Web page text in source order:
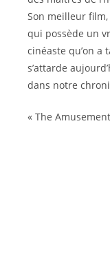
Son meilleur
qui possède un
cinéaste qu’on a
s’attarde
dans notre
« The